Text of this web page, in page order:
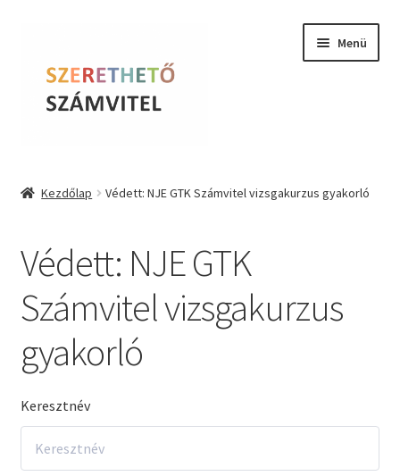
navigációhoz
tartalomba
Menü
BLOG
Tudástár
Farkas Krisztina
Kezdőlap Védett: NJE GTK Számvitel vizsgakurzus gyakorló
Védett: NJE GTK
Számvitel vizsgakurzus
gyakorló
Keresztnév